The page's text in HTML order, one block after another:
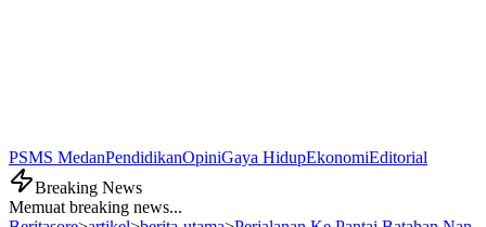
PSMS MedanPendidikanOpiniGaya HidupEkonomiEditorial
Breaking News
Memuat breaking news...